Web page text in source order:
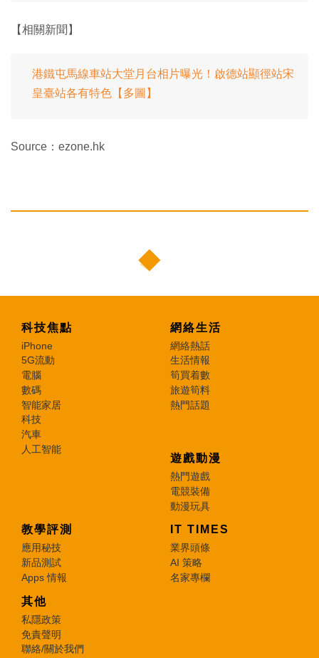
【相關新聞】
港鐵屯馬線車站大堂月台相片曝光！啟德站顯徑站宋
皇臺站各有特色【多圖】
Source：ezone.hk
科技焦點
iPhone
5G流動
電腦
數碼
智能家居
科技
汽車
人工智能
網絡生活
網絡熱話
生活情報
筍買着數
旅遊筍料
熱門話題
遊戲動漫
熱門遊戲
電競裝備
動漫玩具
教學評測
應用秘技
新品測試
Apps 情報
IT TIMES
業界頭條
AI 策略
名家專欄
其他
私隱政策
免責聲明
聯絡/關於我們